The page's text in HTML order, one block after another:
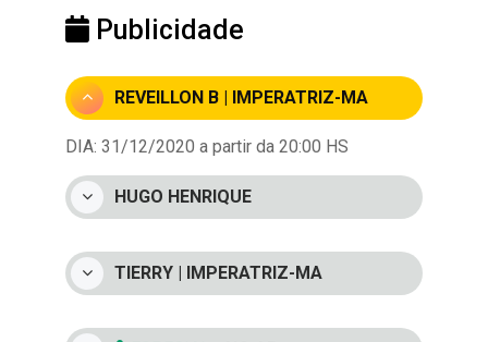
Publicidade
REVEILLON B | IMPERATRIZ-MA
DIA: 31/12/2020 a partir da 20:00 HS
HUGO HENRIQUE
TIERRY | IMPERATRIZ-MA